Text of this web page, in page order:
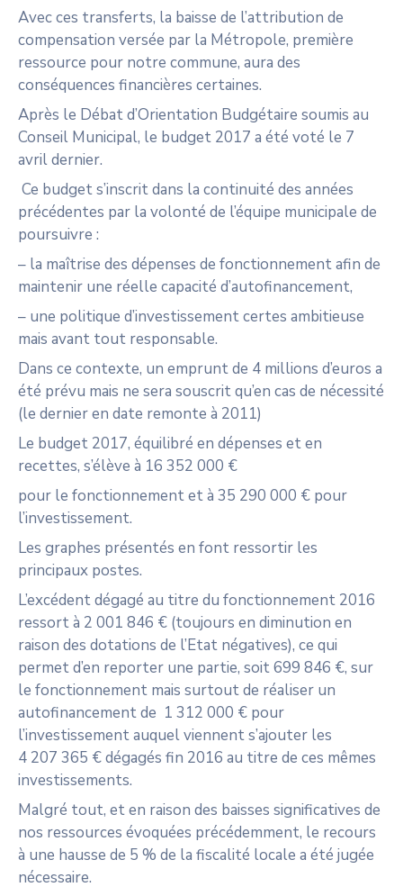
Avec ces transferts, la baisse de l’attribution de
compensation versée par la Métropole, première
ressource pour notre commune, aura des
conséquences financières certaines.
Après le Débat d’Orientation Budgétaire soumis au
Conseil Municipal, le budget 2017 a été voté le 7
avril dernier.
Ce budget s’inscrit dans la continuité des années
précédentes par la volonté de l’équipe municipale de
poursuivre :
– la maîtrise des dépenses de fonctionnement afin de
maintenir une réelle capacité d’autofinancement,
– une politique d’investissement certes ambitieuse
mais avant tout responsable.
Dans ce contexte, un emprunt de 4 millions d’euros a
été prévu mais ne sera souscrit qu’en cas de nécessité
(le dernier en date remonte à 2011)
Le budget 2017, équilibré en dépenses et en
recettes, s’élève à 16 352 000 €
pour le fonctionnement et à 35 290 000 € pour
l’investissement.
Les graphes présentés en font ressortir les
principaux postes.
L’excédent dégagé au titre du fonctionnement 2016
ressort à 2 001 846 € (toujours en diminution en
raison des dotations de l’Etat négatives), ce qui
permet d’en reporter une partie, soit 699 846 €, sur
le fonctionnement mais surtout de réaliser un
autofinancement de 1 312 000 € pour
l’investissement auquel viennent s’ajouter les
4 207 365 € dégagés fin 2016 au titre de ces mêmes
investissements.
Malgré tout, et en raison des baisses significatives de
nos ressources évoquées précédemment, le recours
à une hausse de 5 % de la fiscalité locale a été jugée
nécessaire.